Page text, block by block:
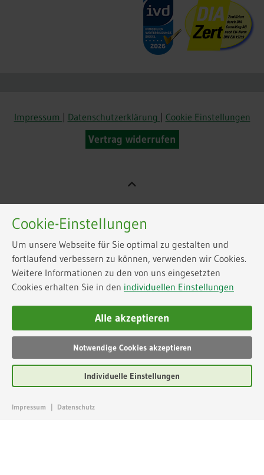
Impressum | Datenschutzerklärung | Cookie Einstellungen
Vertrag widerrufen
Cookie-Einstellungen
Um unsere Webseite für Sie optimal zu gestalten und
fortlaufend verbessern zu können, verwenden wir Cookies.
Weitere Informationen zu den von uns eingesetzten
Cookies erhalten Sie in den individuellen Einstellungen
Alle akzeptieren
Notwendige Cookies akzeptieren
Impressum | Datenschutz
Individuelle Einstellungen